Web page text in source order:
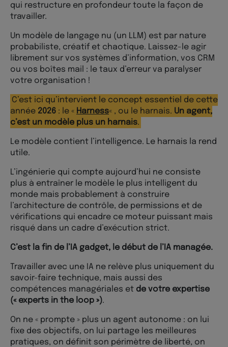
qui restructure en profondeur toute la façon de
travailler.
Un modèle de langage nu (un LLM) est par nature
probabiliste, créatif et chaotique. Laissez-le agir
librement sur vos systèmes d’information, vos CRM
ou vos boîtes mail : le taux d’erreur va paralyser
votre organisation !
C’est ici qu’intervient le concept essentiel de cette
année 2026 : le « Harness« , ou le harnais. Un agent,
c’est un modèle plus un harnais.
Le modèle contient l’intelligence. Le harnais la rend
utile.
L’ingénierie qui compte aujourd’hui ne consiste
plus à entraîner le modèle le plus intelligent du
monde mais probablement à construire
l’architecture de contrôle, de permissions et de
vérifications qui encadre ce moteur puissant mais
risqué dans un cadre d’exécution strict.
C’est la fin de l’IA gadget, le début de l’IA managée.
Travailler avec une IA ne relève plus uniquement du
savoir-faire technique, mais aussi des
compétences managériales et de votre expertise
(« experts in the loop »).
On ne « prompte » plus un agent autonome : on lui
fixe des objectifs, on lui partage les meilleures
pratiques, on définit son périmètre de liberté, on